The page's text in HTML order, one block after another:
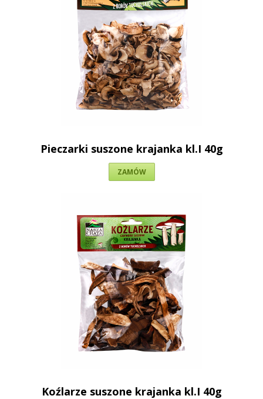
Pieczarki suszone krajanka kl.I 40g
ZAMÓW
Koźlarze suszone krajanka kl.I 40g